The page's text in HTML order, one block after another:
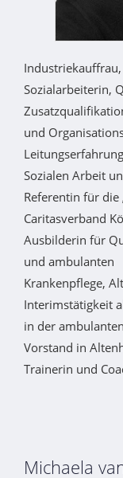
Sozialarbeiterin,
und
Sozialen Arbeit
Referentin für die
Caritasverband
Ausbilderin für
und ambulanten
Krankenpflege,
Interimstätigkeit
in der
Vorstand in
Trainerin und
Michaela